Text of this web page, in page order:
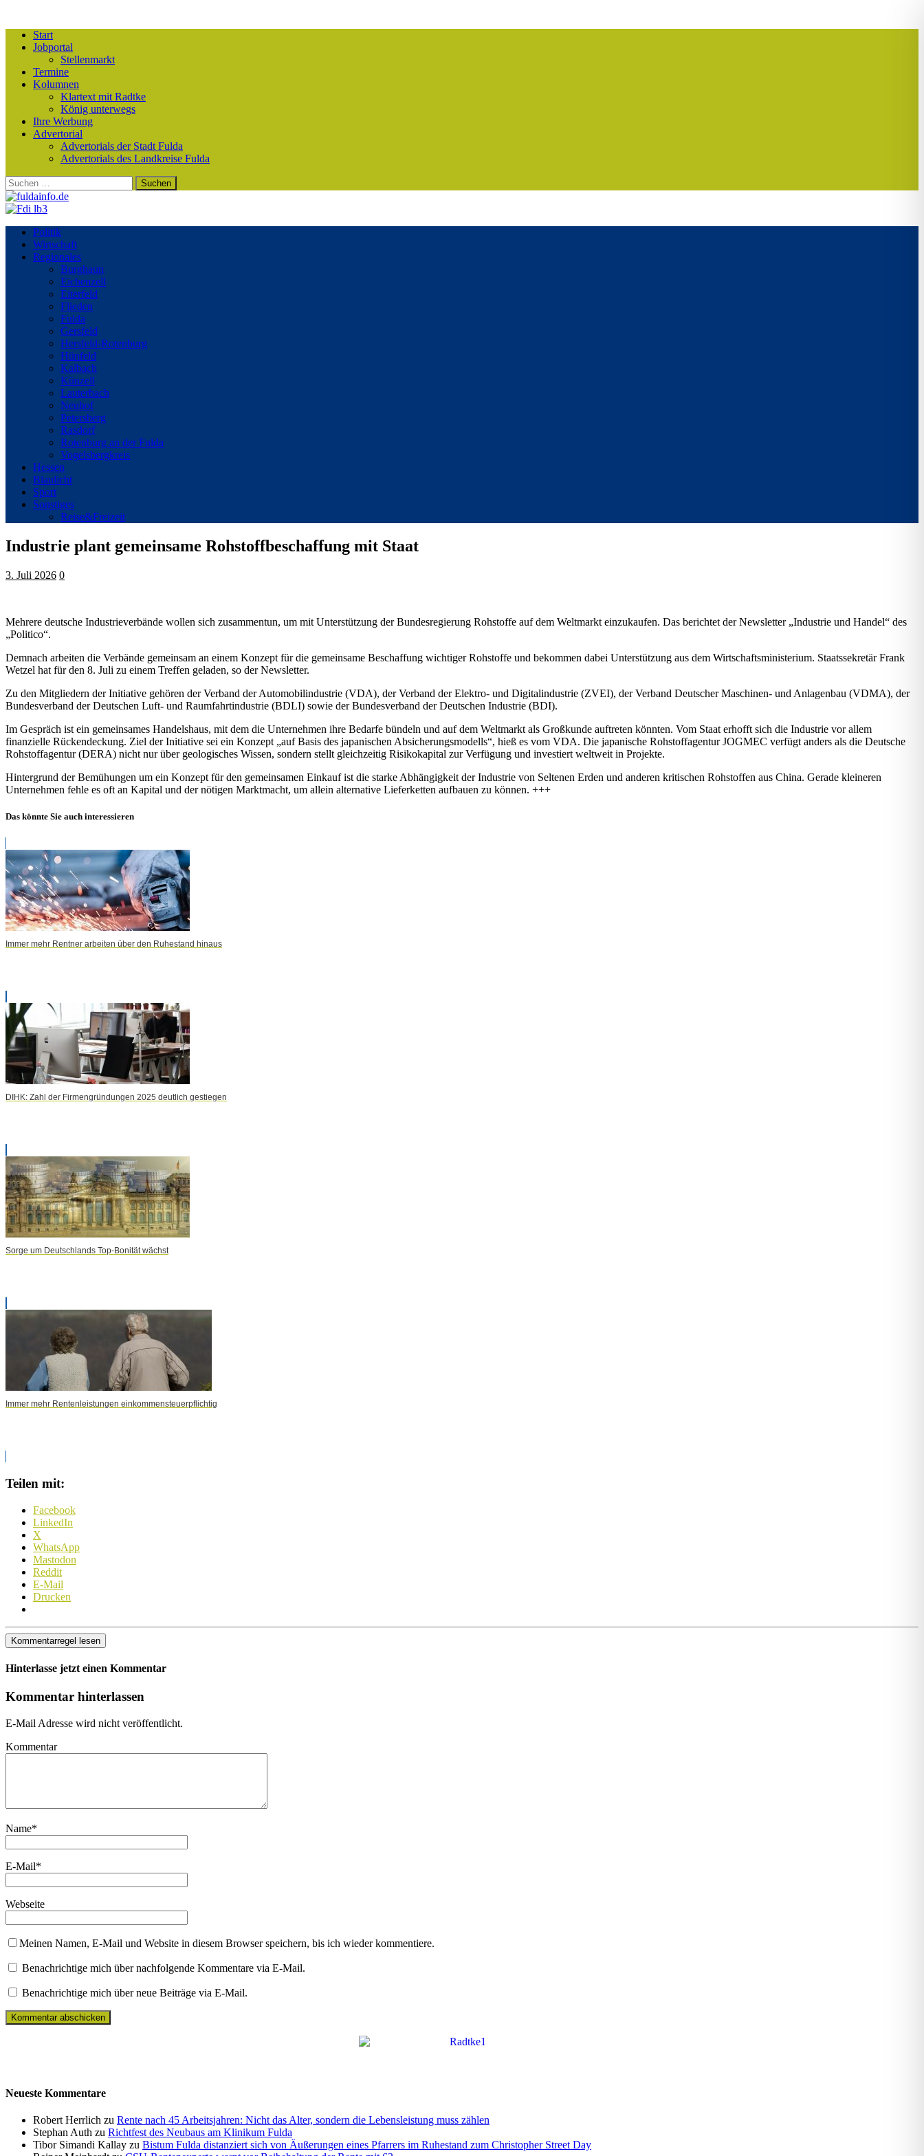
Start
Jobportal
Stellenmarkt
Termine
Kolumnen
Klartext mit Radtke
König unterwegs
Ihre Werbung
Advertorial
Advertorials der Stadt Fulda
Advertorials des Landkreise Fulda
Suchen
nach:
Politik
Wirtschaft
Regionales
Burghaun
Eichenzell
Eiterfeld
Flieden
Fulda
Gersfeld
Hersfeld-Rotenburg
Hünfeld
Kalbach
Künzell
Lauterbach
Neuhof
Petersberg
Rasdorf
Rotenburg an der Fulda
Vogelsbergkreis
Hessen
Blaulicht
Sport
Sonstiges
Reise&Freizeit
Industrie plant gemeinsame Rohstoffbeschaffung mit Staat
3. Juli 2026 0
Mehrere deutsche Industrieverbände wollen sich zusammentun, um mit Unterstützung der Bundesregierung Rohstoffe auf dem Weltmarkt einzukaufen. Das berichtet der Newsletter „Industrie und Handel“ des
„Politico“.
Demnach arbeiten die Verbände gemeinsam an einem Konzept für die gemeinsame Beschaffung wichtiger Rohstoffe und bekommen dabei Unterstützung aus dem Wirtschaftsministerium. Staatssekretär Frank
Wetzel hat für den 8. Juli zu einem Treffen geladen, so der Newsletter.
Zu den Mitgliedern der Initiative gehören der Verband der Automobilindustrie (VDA), der Verband der Elektro- und Digitalindustrie (ZVEI), der Verband Deutscher Maschinen- und Anlagenbau (VDMA), der
Bundesverband der Deutschen Luft- und Raumfahrtindustrie (BDLI) sowie der Bundesverband der Deutschen Industrie (BDI).
Im Gespräch ist ein gemeinsames Handelshaus, mit dem die Unternehmen ihre Bedarfe bündeln und auf dem Weltmarkt als Großkunde auftreten könnten. Vom Staat erhofft sich die Industrie vor allem
finanzielle Rückendeckung. Ziel der Initiative sei ein Konzept „auf Basis des japanischen Absicherungsmodells“, hieß es vom VDA. Die japanische Rohstoffagentur JOGMEC verfügt anders als die Deutsche
Rohstoffagentur (DERA) nicht nur über geologisches Wissen, sondern stellt gleichzeitig Risikokapital zur Verfügung und investiert weltweit in Projekte.
Hintergrund der Bemühungen um ein Konzept für den gemeinsamen Einkauf ist die starke Abhängigkeit der Industrie von Seltenen Erden und anderen kritischen Rohstoffen aus China. Gerade kleineren
Unternehmen fehle es oft an Kapital und der nötigen Marktmacht, um allein alternative Lieferketten aufbauen zu können. +++
Das könnte Sie auch interessieren
Immer mehr Rentner arbeiten über den Ruhestand hinaus
DIHK: Zahl der Firmengründungen 2025 deutlich gestiegen
Sorge um Deutschlands Top-Bonität wächst
Immer mehr Rentenleistungen einkommensteuerpflichtig
Teilen mit:
Facebook
LinkedIn
X
WhatsApp
Mastodon
Reddit
E-Mail
Drucken
Kommentarregel lesen
Hinterlasse jetzt einen Kommentar
Kommentar hinterlassen
E-Mail Adresse wird nicht veröffentlicht.
Kommentar
Name*
E-Mail*
Webseite
Meinen Namen, E-Mail und Website in diesem Browser speichern, bis ich wieder kommentiere.
Benachrichtige mich über nachfolgende Kommentare via E-Mail.
Benachrichtige mich über neue Beiträge via E-Mail.
Neueste Kommentare
Robert Herrlich zu Rente nach 45 Arbeitsjahren: Nicht das Alter, sondern die Lebensleistung muss zählen
Stephan Auth zu Richtfest des Neubaus am Klinikum Fulda
Tibor Simandi Kallay zu Bistum Fulda distanziert sich von Äußerungen eines Pfarrers im Ruhestand zum Christopher Street Day